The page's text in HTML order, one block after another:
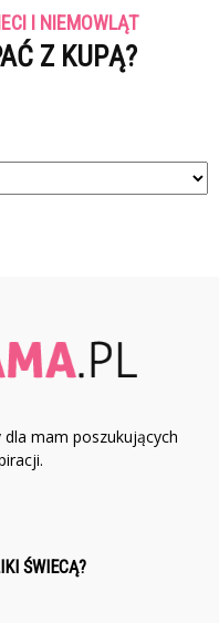
I NIEMOWLĄT
Z KUPĄ?
mam poszukujących
ŚWIECĄ?